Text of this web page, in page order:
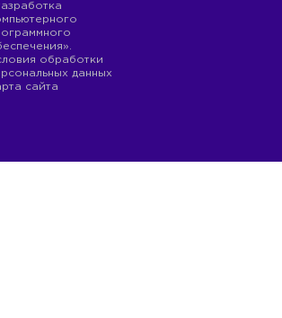
обработки
данных
сайта